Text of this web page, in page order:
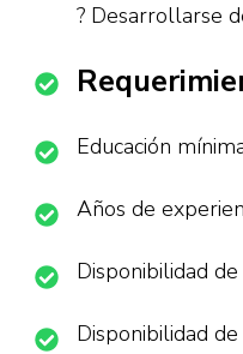
? Desarrollarse
Educación
Años de
Disponibilidad de
Disponibilidad